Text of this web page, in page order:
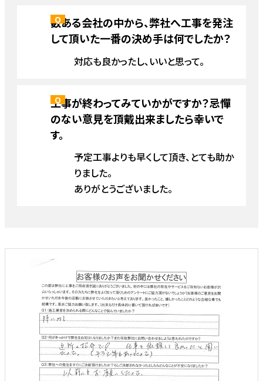
数ある会社の中から、弊社へ工事を発注
して頂いた一番の決め手は何でしたか？
対応も良かったし、いいと思って。
工事が終わってみていかがですか？忌憚
のない意見を頂戴出来ましたら幸いで
す。
予定工事よりも早くして頂き、とても助か
りました。
ありがとうございました。